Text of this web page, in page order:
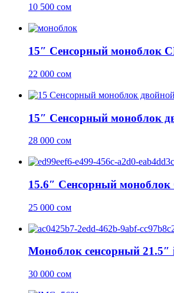
10 500 сом
15″ Сенсорный моноблок
22 000 сом
15″ Сенсорный моноблок
28 000 сом
15.6″ Сенсорный моноблок
25 000 сом
Моноблок сенсорный
30 000 сом